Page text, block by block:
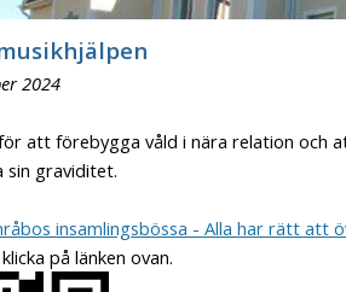
2024
att förebygga våld i nära relation och
sin graviditet.
insamlingsbössa - Alla har rätt att
på länken ovan.